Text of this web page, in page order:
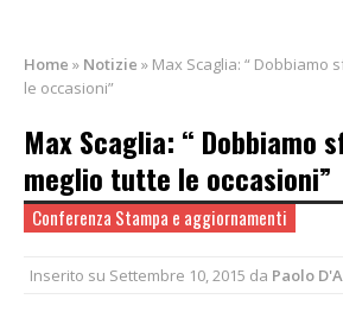
Home » Notizie » Max Scaglia: “ Dobbiamo
le occasioni”
Max Scaglia: “ Dobbiamo
meglio tutte le occasioni”
Conferenza Stampa e aggiornamenti
Inserito su Settembre 10, 2015 da Paolo